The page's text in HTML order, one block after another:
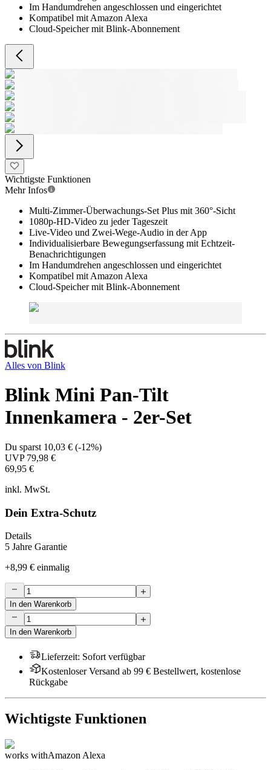
Im Handumdrehen angeschlossen und eingerichtet
Kompatibel mit Amazon Alexa
Cloud-Speicher mit Blink-Abonnement
Wichtigste Funktionen
Mehr Infos
Multi-Zimmer-Überwachungs-Set Plus mit 360°-Sicht
1080p-HD-Video zu jeder Tageszeit
Live-Video und Zwei-Wege-Audio in der App
Individualisierbare Bewegungserfassung mit Echtzeit-
Benachrichtigungen
Im Handumdrehen angeschlossen und eingerichtet
Kompatibel mit Amazon Alexa
Cloud-Speicher mit Blink-Abonnement
Alles von Blink
Blink Mini Pan-Tilt
Innenkamera - 2er-Set
Du sparst 10,03 € (-12%)
UVP 79,98 €
69,95 €
inkl. MwSt.
Dein Extra-Schutz
Details
5 Jahre Garantie
+8,99 € einmalig
In den Warenkorb
In den Warenkorb
Lieferzeit: Sofort verfügbar
Kostenloser Versand ab 99 € Bestellwert, kostenlose
Rückgabe
Wichtigste Funktionen
works withAmazon Alexa